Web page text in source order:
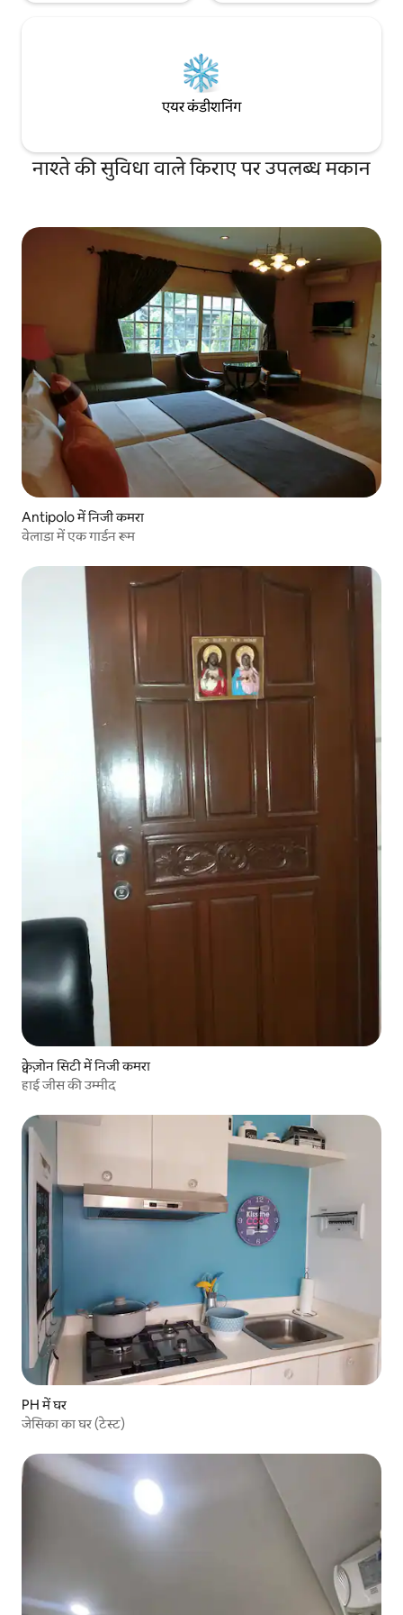
एयर कंडीशनिंग
नाश्ते की सुविधा वाले किराए पर उपलब्ध मकान
Antipolo में निजी कमरा
वेलाडा में एक गार्डन रूम
क्वेज़ोन सिटी में निजी कमरा
हाई जीस की उम्मीद
PH में घर
जेसिका का घर (टेस्ट)